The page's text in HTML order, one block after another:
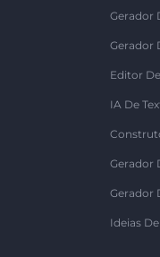
Gerador
Gerador
Editor
IA De
Gerador
Gerador
Ideias